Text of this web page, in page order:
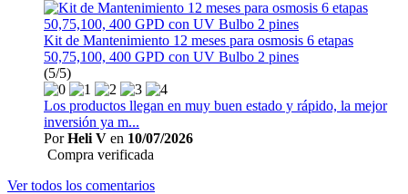
Kit de Mantenimiento 12 meses para osmosis 6 etapas
50,75,100, 400 GPD con UV Bulbo 2 pines
(5/5)
Los productos llegan en muy buen estado y rápido, la mejor
inversión ya m...
PorHeli V en 10/07/2026
Compra verificada
Ver todos los comentarios